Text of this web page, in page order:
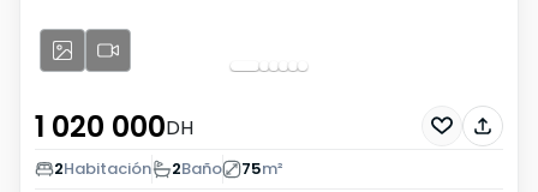
1 020 000DH
2Habitación 2Baño 75m²